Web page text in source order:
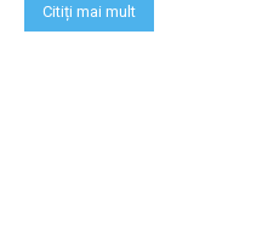
Citiți mai mult